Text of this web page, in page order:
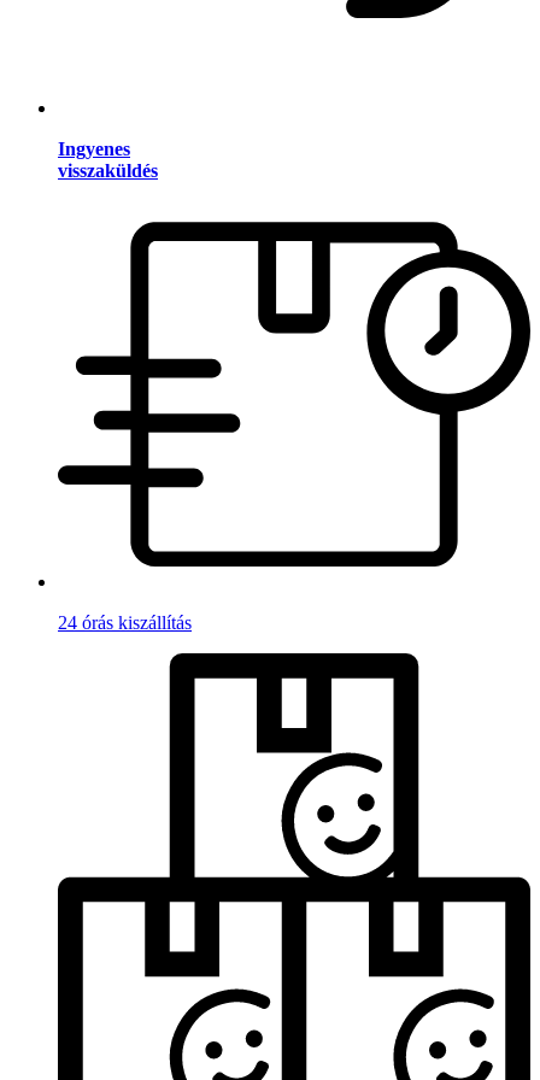
Ingyenes
visszaküldés
24 órás kiszállítás